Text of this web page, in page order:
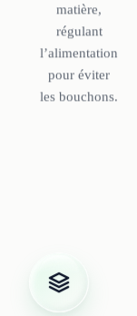
matière,
régulant
l’alimentation
pour éviter
les bouchons.